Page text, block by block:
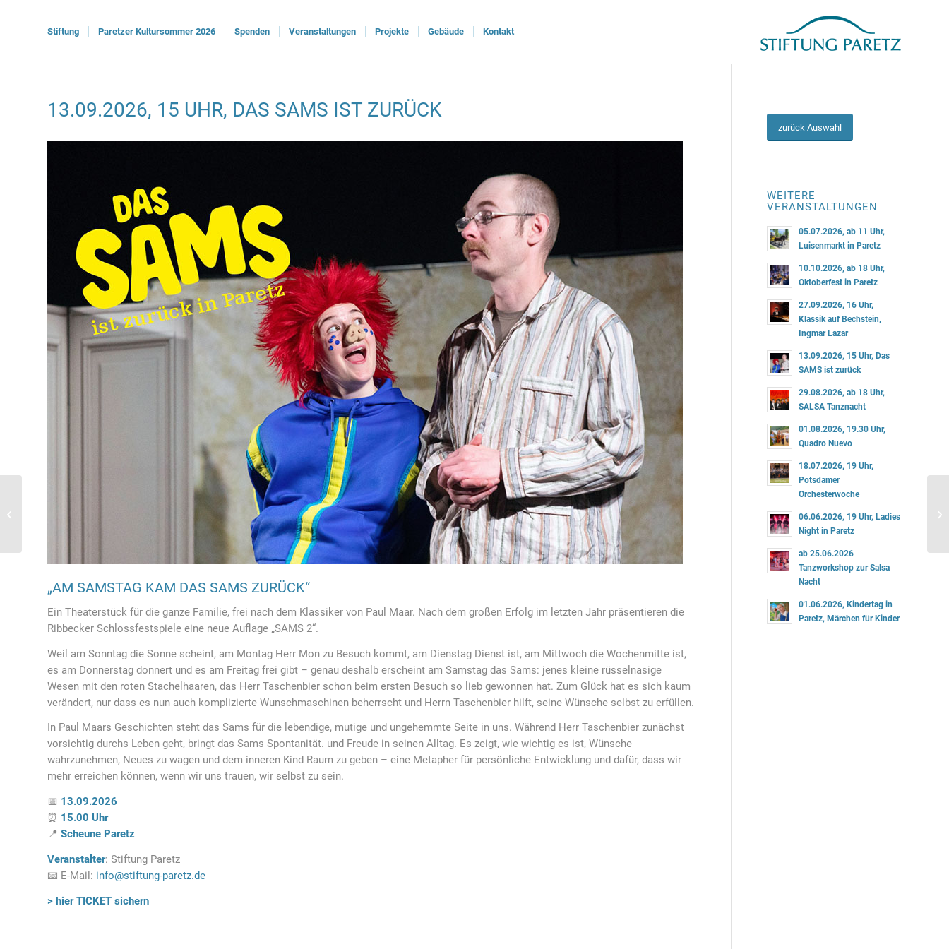
Stiftung Paretzer Kultursommer 2026 Spenden Veranstaltungen Projekte Gebäude Kontakt
13.09.2026, 15 UHR, DAS SAMS IST ZURÜCK
„AM SAMSTAG KAM DAS SAMS ZURÜCK“
Ein Theaterstück für die ganze Familie, frei nach dem Klassiker von Paul Maar. Nach dem großen Erfolg im letzten Jahr präsentieren die
Ribbecker Schlossfestspiele eine neue Auflage „SAMS 2“.
Weil am Sonntag die Sonne scheint, am Montag Herr Mon zu Besuch kommt, am Dienstag Dienst ist, am Mittwoch die Wochenmitte ist,
es am Donnerstag donnert und es am Freitag frei gibt – genau deshalb erscheint am Samstag das Sams: jenes kleine rüsselnasige
Wesen mit den roten Stachelhaaren, das Herr Taschenbier schon beim ersten Besuch so lieb gewonnen hat. Zum Glück hat es sich kaum
verändert, nur dass es nun auch komplizierte Wunschmaschinen beherrscht und Herrn Taschenbier hilft, seine Wünsche selbst zu erfüllen.
In Paul Maars Geschichten steht das Sams für die lebendige, mutige und ungehemmte Seite in uns. Während Herr Taschenbier zunächst
vorsichtig durchs Leben geht, bringt das Sams Spontanität. und Freude in seinen Alltag. Es zeigt, wie wichtig es ist, Wünsche
wahrzunehmen, Neues zu wagen und dem inneren Kind Raum zu geben – eine Metapher für persönliche Entwicklung und dafür, dass wir
mehr erreichen können, wenn wir uns trauen, wir selbst zu sein.
📅 13.09.2026
⏰ 15.00 Uhr
📍 Scheune Paretz
Veranstalter: Stiftung Paretz
📧 E-Mail: info@stiftung-paretz.de
> hier TICKET sichern
zurück Auswahl
WEITERE
VERANSTALTUNGEN
05.07.2026, ab 11 Uhr,
Luisenmarkt in Paretz
10.10.2026, ab 18 Uhr,
Oktoberfest in Paretz
27.09.2026, 16 Uhr,
Klassik auf Bechstein,
Ingmar Lazar
13.09.2026, 15 Uhr, Das
SAMS ist zurück
29.08.2026, ab 18 Uhr,
SALSA Tanznacht
01.08.2026, 19.30 Uhr,
Quadro Nuevo
18.07.2026, 19 Uhr,
Potsdamer
Orchesterwoche
06.06.2026, 19 Uhr, Ladies
Night in Paretz
ab 25.06.2026
Tanzworkshop zur Salsa
Nacht
01.06.2026, Kindertag in
Paretz, Märchen für Kinder